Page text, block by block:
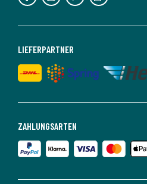
ZAHLUNGSARTEN
LIEFERPARTNER